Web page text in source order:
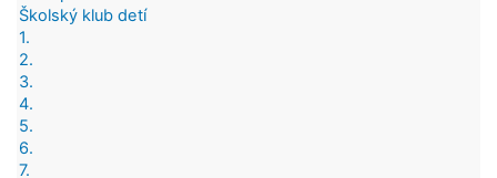
Školský klub detí
1.
2.
3.
4.
5.
6.
7.